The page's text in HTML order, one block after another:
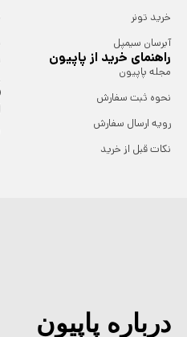
خرید تونر
آبرسان سیمپل
راهنمای خرید از پاپیون
مجله پاپیون
نحوه ثبت سفارش
رویه ارسال سفارش
نکات قبل از خرید
درباره پاپیون